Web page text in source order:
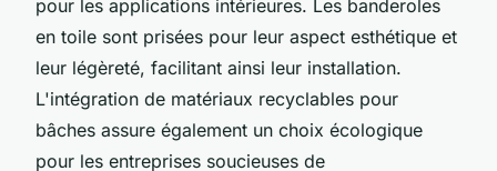
pour les applications intérieures. Les banderoles
en toile sont prisées pour leur aspect esthétique et
leur légèreté, facilitant ainsi leur installation.
L'intégration de matériaux recyclables pour
bâches assure également un choix écologique
pour les entreprises soucieuses de